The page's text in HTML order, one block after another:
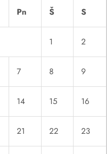
Pn Š S
1 2
7 8 9
14 15 16
21 22 23